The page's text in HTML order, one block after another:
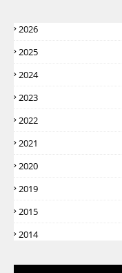
2026
2025
2024
2023
2022
2021
2020
2019
2015
2014